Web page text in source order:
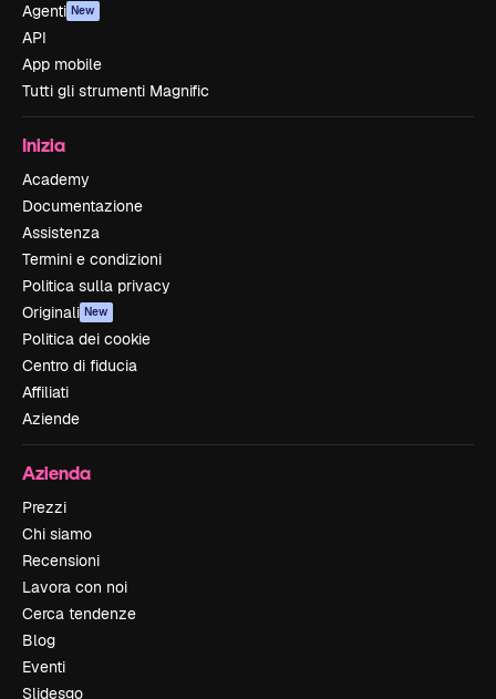
Agenti New
API
App mobile
Tutti gli strumenti Magnific
Inizia
Academy
Documentazione
Assistenza
Termini e condizioni
Politica sulla privacy
Originali New
Politica dei cookie
Centro di fiducia
Affiliati
Aziende
Azienda
Prezzi
Chi siamo
Recensioni
Lavora con noi
Cerca tendenze
Blog
Eventi
Slidesgo